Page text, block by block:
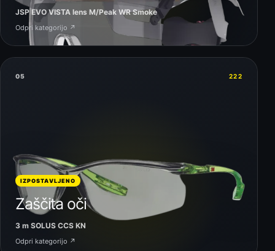
JSP EVO VISTA lens M/Peak WR Smoke
Odpri kategorijo ↗
05 222
IZPOSTAVLJENO
Zaščita oči
3 m SOLUS CCS KN
Odpri kategorijo ↗